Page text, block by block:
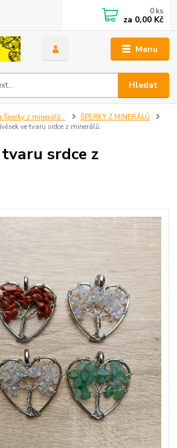
Menu
Hledat
0 ks
za 0,00 Kč
Šperky z minerálů .
ŠPERKY Z MINERÁLŮ
ve tvaru srdce z minerálů.
srdce z